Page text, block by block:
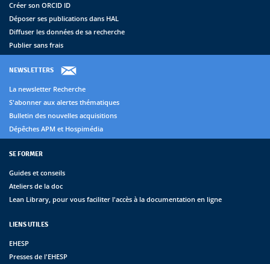
Créer son ORCID ID
Déposer ses publications dans HAL
Diffuser les données de sa recherche
Publier sans frais
NEWSLETTERS
La newsletter Recherche
S'abonner aux alertes thématiques
Bulletin des nouvelles acquisitions
Dépêches APM et Hospimédia
SE FORMER
Guides et conseils
Ateliers de la doc
Lean Library, pour vous faciliter l'accès à la documentation en ligne
LIENS UTILES
EHESP
Presses de l'EHESP